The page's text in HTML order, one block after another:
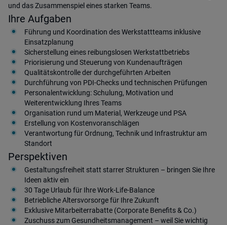
und das Zusammenspiel eines starken Teams.
Ihre Aufgaben
Führung und Koordination des Werkstattteams inklusive
Einsatzplanung
Sicherstellung eines reibungslosen Werkstattbetriebs
Priorisierung und Steuerung von Kundenaufträgen
Qualitätskontrolle der durchgeführten Arbeiten
Durchführung von PDI-Checks und technischen Prüfungen
Personalentwicklung: Schulung, Motivation und
Weiterentwicklung Ihres Teams
Organisation rund um Material, Werkzeuge und PSA
Erstellung von Kostenvoranschlägen
Verantwortung für Ordnung, Technik und Infrastruktur am
Standort
Perspektiven
Gestaltungsfreiheit statt starrer Strukturen – bringen Sie Ihre
Ideen aktiv ein
30 Tage Urlaub für Ihre Work-Life-Balance
Betriebliche Altersvorsorge für Ihre Zukunft
Exklusive Mitarbeiterrabatte (Corporate Benefits & Co.)
Zuschuss zum Gesundheitsmanagement – weil Sie wichtig